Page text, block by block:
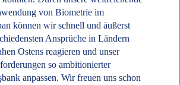
von Biometrie im
können wir schnell und äußerst
Ansprüche in Ländern
Ostens reagieren und unser
so ambitionierter
anpassen. Wir freuen uns schon